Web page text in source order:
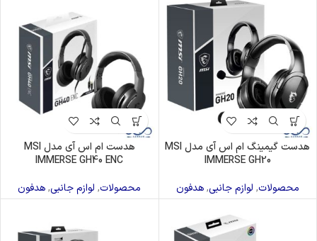
هدست گیمینگ ام اس آی مدل MSI
IMMERSE GH20
محصولات, لوازم جانبی,هدفون
هدست ام اس آی مدل MSI
IMMERSE GH40 ENC
محصولات, لوازم جانبی,هدفون